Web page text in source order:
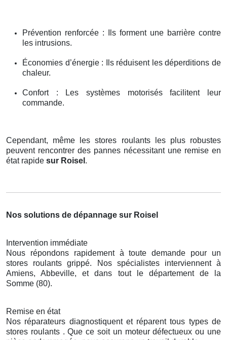
Prévention renforcée : Ils forment une barrière contre
les intrusions.
Économies d’énergie : Ils réduisent les déperditions de
chaleur.
Confort : Les systèmes motorisés facilitent leur
commande.
Cependant, même les stores roulants les plus robustes
peuvent rencontrer des pannes nécessitant une remise en
état rapide sur Roisel .
Nos solutions de dépannage sur Roisel
Intervention immédiate
Nous répondons rapidement à toute demande pour un
stores roulants grippé. Nos spécialistes interviennent à
Amiens, Abbeville, et dans tout le département de la
Somme (80).
Remise en état
Nos réparateurs diagnostiquent et réparent tous types de
stores roulants . Que ce soit un moteur défectueux ou une